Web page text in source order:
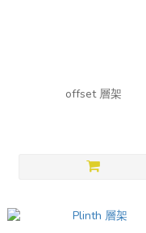
offset 層架